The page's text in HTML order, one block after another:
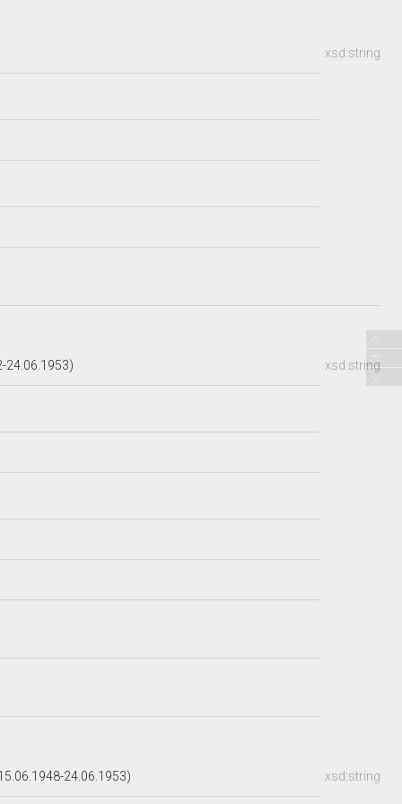
xsd:string
xsd:string
24.06.1953)
xsd:string
24.06.1953)